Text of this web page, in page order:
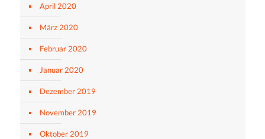
April 2020
März 2020
Februar 2020
Januar 2020
Dezember 2019
November 2019
Oktober 2019